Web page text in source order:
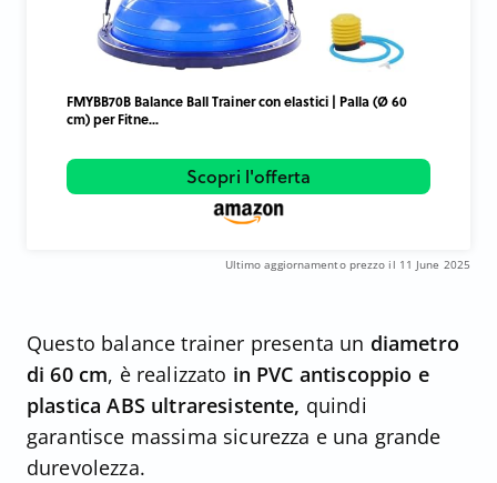
FMYBB70B Balance Ball Trainer con elastici | Palla (Ø 60
cm) per Fitne...
Scopri l'offerta
Ultimo aggiornamento prezzo il 11 June 2025
Questo balance trainer presenta un diametro
di 60 cm, è realizzato in PVC antiscoppio e
plastica ABS ultraresistente, quindi
garantisce massima sicurezza e una grande
durevolezza.